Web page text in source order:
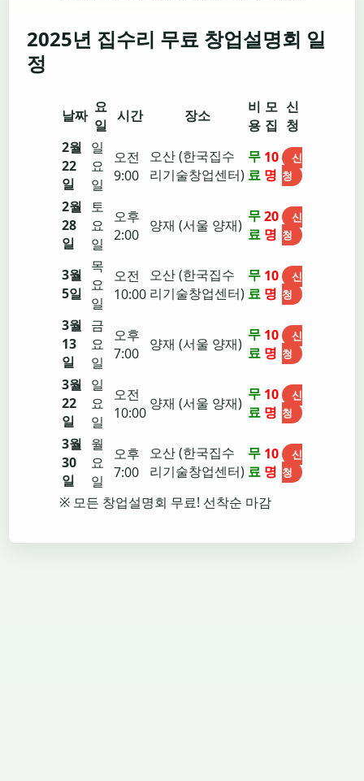
2025년 집수리 무료 창업설명회 일
정
날짜 요
일
시간 장소
비
용
모
집
신
청
2월
22
일
일
요
일
오전
9:00
오산 (한국집수
리기술창업센터)
무
료
10
명
신
청
2월
28
일
토
요
일
오후
2:00
양재 (서울 양재)
무
료
20
명
신
청
3월
5일
목
요
일
오전
10:00
오산 (한국집수
리기술창업센터)
무
료
10
명
신
청
3월
13
일
금
요
일
오후
7:00
양재 (서울 양재)
무
료
10
명
신
청
3월
22
일
일
요
일
오전
10:00
양재 (서울 양재)
무
료
10
명
신
청
3월
30
일
월
요
일
오후
7:00
오산 (한국집수
리기술창업센터)
무
료
10
명
신
청
※ 모든 창업설명회 무료! 선착순 마감